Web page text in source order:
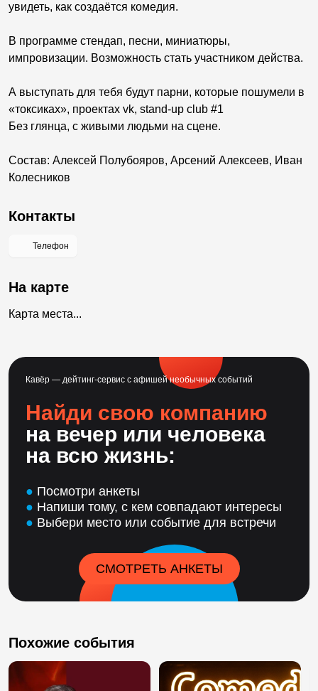
увидеть, как создаётся комедия.
В программе стендап, песни, миниатюры,
импровизации. Возможность стать участником действа.
А выступать для тебя будут парни, которые пошумели в
«токсиках», проектах vk, stand-up club #1
Без глянца, с живыми людьми на сцене.
Состав: Алексей Полубояров, Арсений Алексеев, Иван
Колесников
Контакты
Телефон
На карте
Карта места...
Кавёр — дейтинг-сервис с афишей необычных событий
Найди свою компанию
на вечер или человека
на всю жизнь:
● Посмотри анкеты
● Напиши тому, с кем совпадают интересы
● Выбери место или событие для встречи
СМОТРЕТЬ АНКЕТЫ
Похожие события